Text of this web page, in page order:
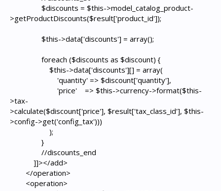
$discounts = $this->model_catalog_product-
>getProductDiscounts($result['product_id']);
$this->data['discounts'] = array();
foreach ($discounts as $discount) {
$this->data['discounts'][] = array(
'quantity' => $discount['quantity'],
'price' => $this->currency->format($this-
>tax-
>calculate($discount['price'], $result['tax_class_id'], $this-
>config->get('config_tax')))
);
}
//discounts_end
]]></add>
</operation>
<operation>